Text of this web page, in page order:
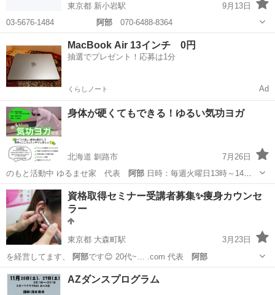
東京都 新小岩駅
9月13日
03-5676-1484
阿部070-6488-8364
江戸川区 新小岩駅 その他 養神館
MacBook Air 13インチ 0円
抽選でプレゼント！応募は1分
くらしノート Ad
身体が硬くてもできる！ゆるい気功ヨガ
北海道 釧路市
7月26日
のもと活動中 ゆるませ家 代表
阿部日時：毎週火曜日13時～14
時…
北海道 釧路市 ヨガ プロフィール
資格取得セミナー受講者募集✨痩身カウンセ
ラー
東京都 大森町駅
3月23日
を経営してます、
阿部 です😊 20代~… .com 代表 阿部
東京 大田区 大森町駅 その他
AZダンスプログラム